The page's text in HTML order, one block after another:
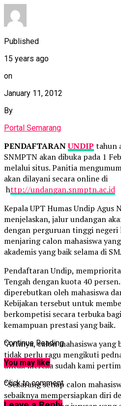
Published
15 years ago
on
January 11, 2012
By
Portal Semarang
PENDAFTARANUNDIP tahun
SNMPTN akan dibuka pada 1
melalui situs. Panitia
akan dilayani secara online di
http://undangan.snmptn.ac.id
Kepala UPT Humas Undip Agus
menjelaskan, jalur undangan
dengan perguruan tinggi
menjaring calon mahasiswa
akademis yang baik selama di
Pendaftaran Undip,
Tengah dengan kuota 40
diperebutkan oleh mahasiswa
Kebijakan tersebut untuk
berkompetisi secara terbuka
kemampuan prestasi yang baik.
”Artinya, calon mahasiswa yang
tidak perlu ragu mengikuti
untuk mereka sudah kami
“Sekarang setiap calon
sebaiknya mempersiapkan diri
Continue Reading
You may like
Click to comment